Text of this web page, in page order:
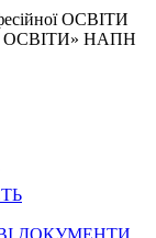
ОСВІТИ
НАПН
ДОКУМЕНТИ